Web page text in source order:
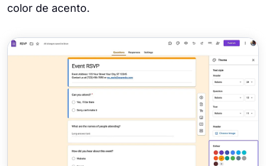
color de acento.